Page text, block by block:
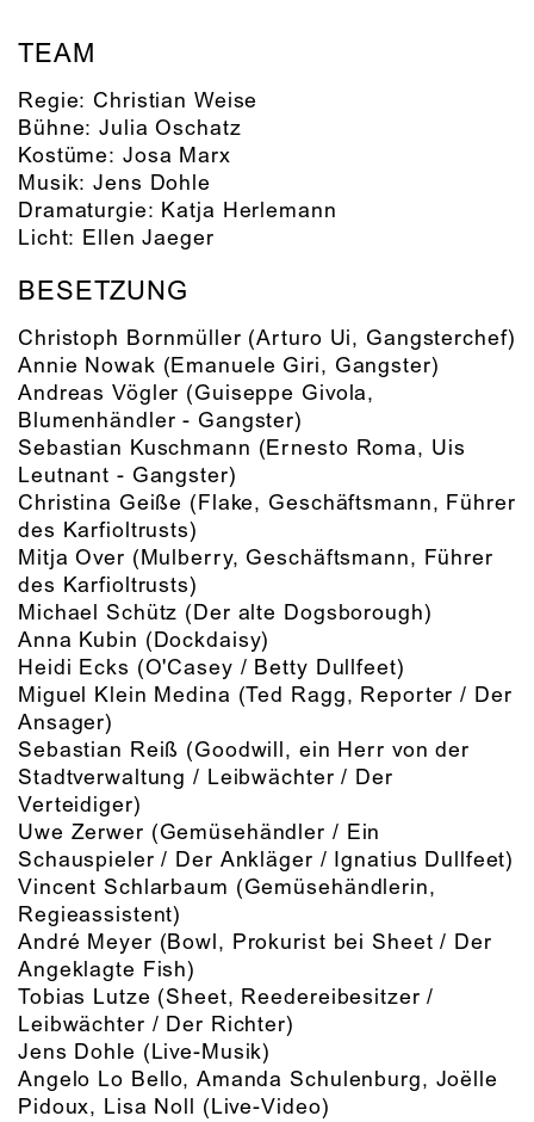
TEAM
Regie: Christian Weise
Bühne:Julia Oschatz
Kostüme: Josa Marx
Musik:Jens Dohle
Dramaturgie: Katja Herlemann
Licht: Ellen Jaeger
BESETZUNG
Christoph Bornmüller (Arturo Ui, Gangsterchef)
Annie Nowak (Emanuele Giri, Gangster)
Andreas Vögler (Guiseppe Givola,
Blumenhändler - Gangster)
Sebastian Kuschmann (Ernesto Roma, Uis
Leutnant - Gangster)
Christina Geiße (Flake, Geschäftsmann, Führer
des Karfioltrusts)
Mitja Over (Mulberry, Geschäftsmann, Führer
des Karfioltrusts)
Michael Schütz (Der alte Dogsborough)
Anna Kubin (Dockdaisy)
Heidi Ecks (O'Casey / Betty Dullfeet)
Miguel Klein Medina (Ted Ragg, Reporter / Der
Ansager)
Sebastian Reiß (Goodwill, ein Herr von der
Stadtverwaltung / Leibwächter / Der
Verteidiger)
Uwe Zerwer (Gemüsehändler / Ein
Schauspieler / Der Ankläger / Ignatius Dullfeet)
Vincent Schlarbaum (Gemüsehändlerin,
Regieassistent)
André Meyer (Bowl, Prokurist bei Sheet / Der
Angeklagte Fish)
Tobias Lutze (Sheet, Reedereibesitzer /
Leibwächter / Der Richter)
Jens Dohle (Live-Musik)
Angelo Lo Bello, Amanda Schulenburg, Joëlle
Pidoux, Lisa Noll (Live-Video)